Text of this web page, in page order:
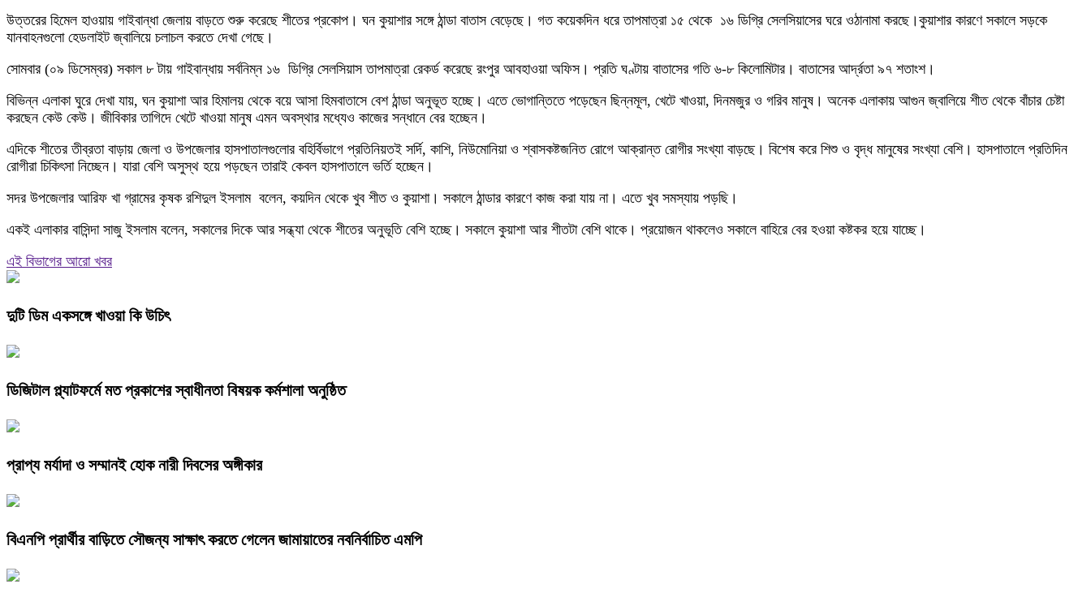
উত্তরের হিমেল হাওয়ায় গাইবান্ধা জেলায় বাড়তে শুরু করেছে শীতের প্রকোপ। ঘন কুয়াশার সঙ্গে ঠান্ডা বাতাস বেড়েছে। গত কয়েকদিন ধরে তাপমাত্রা ১৫ থেকে ১৬ ডিগ্রি সেলসিয়াসের ঘরে ওঠানামা করছে।কুয়াশার কারণে সকালে সড়কে
যানবাহনগুলো হেডলাইট জ্বালিয়ে চলাচল করতে দেখা গেছে।
সোমবার (০৯ ডিসেম্বর) সকাল ৮ টায় গাইবান্ধায় সর্বনিম্ন ১৬ ডিগ্রি সেলসিয়াস তাপমাত্রা রেকর্ড করেছে রংপুর আবহাওয়া অফিস। প্রতি ঘণ্টায় বাতাসের গতি ৬-৮ কিলোমিটার। বাতাসের আর্দ্রতা ৯৭ শতাংশ।
বিভিন্ন এলাকা ঘুরে দেখা যায়, ঘন কুয়াশা আর হিমালয় থেকে বয়ে আসা হিমবাতাসে বেশ ঠান্ডা অনুভূত হচ্ছে। এতে ভোগান্তিতে পড়েছেন ছিন্নমূল, খেটে খাওয়া, দিনমজুর ও গরিব মানুষ। অনেক এলাকায় আগুন জ্বালিয়ে শীত থেকে বাঁচার চেষ্টা
করছেন কেউ কেউ। জীবিকার তাগিদে খেটে খাওয়া মানুষ এমন অবস্থার মধ্যেও কাজের সন্ধানে বের হচ্ছেন।
এদিকে শীতের তীব্রতা বাড়ায় জেলা ও উপজেলার হাসপাতালগুলোর বহির্বিভাগে প্রতিনিয়তই সর্দি, কাশি, নিউমোনিয়া ও শ্বাসকষ্টজনিত রোগে আক্রান্ত রোগীর সংখ্যা বাড়ছে। বিশেষ করে শিশু ও বৃদ্ধ মানুষের সংখ্যা বেশি। হাসপাতালে প্রতিদিন
রোগীরা চিকিৎসা নিচ্ছেন। যারা বেশি অসুস্থ হয়ে পড়ছেন তারাই কেবল হাসপাতালে ভর্তি হচ্ছেন।
সদর উপজেলার আরিফ খা গ্রামের কৃষক রশিদুল ইসলাম বলেন, কয়দিন থেকে খুব শীত ও কুয়াশা। সকালে ঠান্ডার কারণে কাজ করা যায় না। এতে খুব সমস্যায় পড়ছি।
একই এলাকার বাসিন্দা সাজু ইসলাম বলেন, সকালের দিকে আর সন্ধ্যা থেকে শীতের অনুভূতি বেশি হচ্ছে। সকালে কুয়াশা আর শীতটা বেশি থাকে। প্রয়োজন থাকলেও সকালে বাহিরে বের হওয়া কষ্টকর হয়ে যাচ্ছে।
এই বিভাগের আরো খবর
দুটি ডিম একসঙ্গে খাওয়া কি উচিৎ
ডিজিটাল প্ল্যাটফর্মে মত প্রকাশের স্বাধীনতা বিষয়ক কর্মশালা অনুষ্ঠিত
প্রাপ্য মর্যাদা ও সম্মানই হোক নারী দিবসের অঙ্গীকার
বিএনপি প্রার্থীর বাড়িতে সৌজন্য সাক্ষাৎ করতে গেলেন জামায়াতের নবনির্বাচিত এমপি